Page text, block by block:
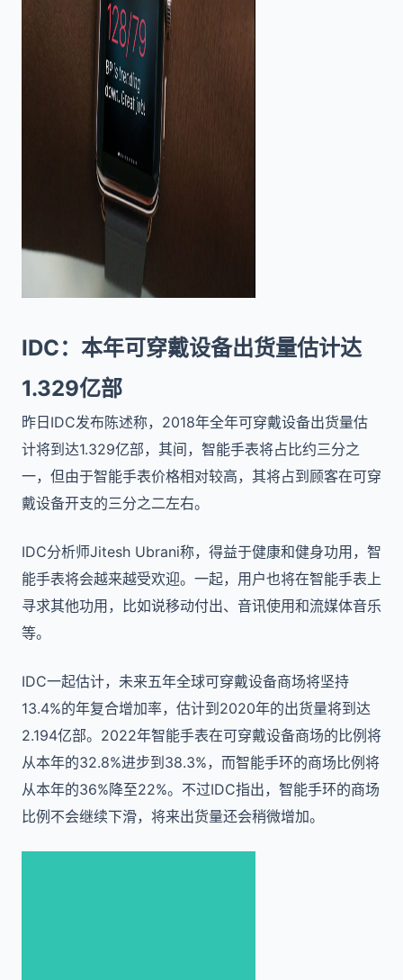
IDC：本年可穿戴设备出货量估计达
1.329亿部
昨日IDC发布陈述称，2018年全年可穿戴设备出货量估
计将到达1.329亿部，其间，智能手表将占比约三分之
一，但由于智能手表价格相对较高，其将占到顾客在可穿
戴设备开支的三分之二左右。
IDC分析师Jitesh Ubrani称，得益于健康和健身功用，智
能手表将会越来越受欢迎。一起，用户也将在智能手表上
寻求其他功用，比如说移动付出、音讯使用和流媒体音乐
等。
IDC一起估计，未来五年全球可穿戴设备商场将坚持
13.4%的年复合增加率，估计到2020年的出货量将到达
2.194亿部。2022年智能手表在可穿戴设备商场的比例将
从本年的32.8%进步到38.3%，而智能手环的商场比例将
从本年的36%降至22%。不过IDC指出，智能手环的商场
比例不会继续下滑，将来出货量还会稍微增加。